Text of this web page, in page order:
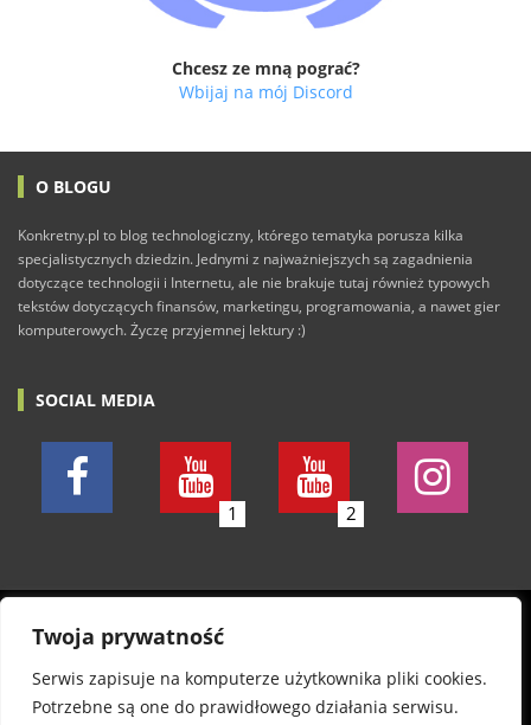
Twoja prywatność
Serwis zapisuje na komputerze użytkownika pliki cookies.
Potrzebne są one do prawidłowego działania serwisu.
Chcesz ze mną pograć?
Wbijaj na mój Discord
O BLOGU
Konkretny.pl to blog technologiczny, którego tematyka porusza kilka
specjalistycznych dziedzin. Jednymi z najważniejszych są zagadnienia
dotyczące technologii i Internetu, ale nie brakuje tutaj również typowych
tekstów dotyczących finansów, marketingu, programowania, a nawet gier
komputerowych. Życzę przyjemnej lektury :)
SOCIAL MEDIA
1 2
© 2011-2026 Konkretny.pl. Wszelkie prawa zastrzeżone.
Wszystkie posty piszę w dobrej wierze. Nie odpowiadam
jednak za wszelkie szkody, treść komentarzy oraz
autentyczność informacji na stronie. Informuję, że